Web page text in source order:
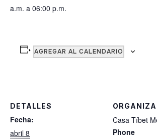
a.m. a 06:00 p.m.
AGREGAR AL CALENDARIO
DETALLES
Fecha:
abril 8
Casa Tíbet
Phone